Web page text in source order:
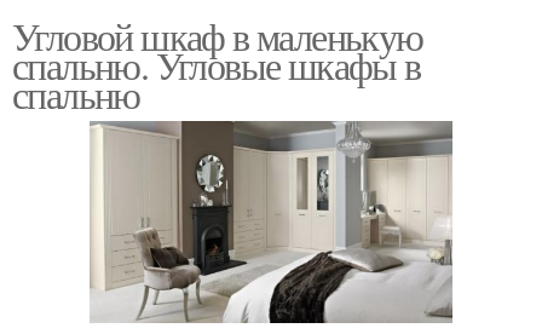
Угловой шкаф в маленькую
спальню. Угловые шкафы в
спальню